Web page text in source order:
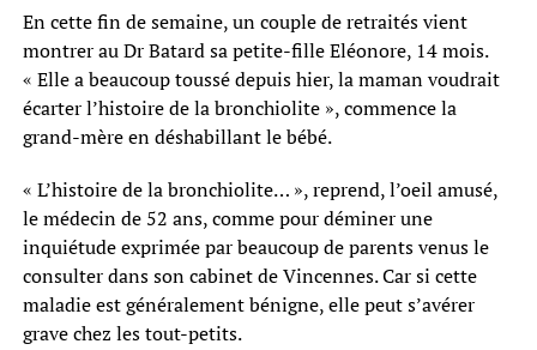
En cette fin de semaine, un couple de retraités vient
montrer au Dr Batard sa petite-fille Eléonore, 14 mois.
« Elle a beaucoup toussé depuis hier, la maman voudrait
écarter l’histoire de la bronchiolite », commence la
grand-mère en déshabillant le bébé.
« L’histoire de la bronchiolite… », reprend, l’oeil amusé,
le médecin de 52 ans, comme pour déminer une
inquiétude exprimée par beaucoup de parents venus le
consulter dans son cabinet de Vincennes. Car si cette
maladie est généralement bénigne, elle peut s’avérer
grave chez les tout-petits.